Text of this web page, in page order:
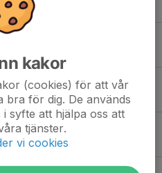
kakor
(cookies) för att vår
bra för dig. De används
syfte att hjälpa oss att
tjänster.
vi cookies